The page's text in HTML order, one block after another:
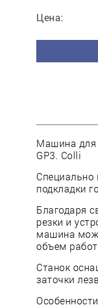
Цена:
Машина для
GP3. Colli
Специально
подкладки
Благодаря
резки и
машина
объем
Станок
заточки